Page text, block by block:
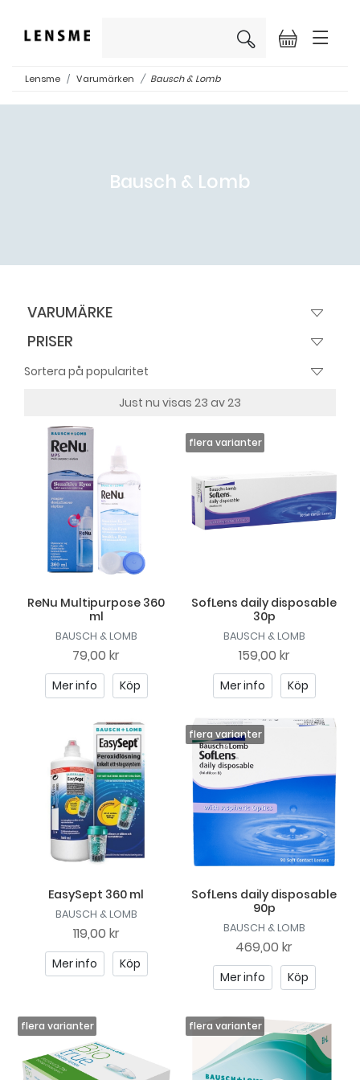
×
Lensme Varumärken Bausch & Lomb
Bausch & Lomb
VARUMÄRKE
PRISER
Just nu visas 23 av 23
ReNu Multipurpose 360
ml
BAUSCH & LOMB
79,00 kr
Mer info Köp
SofLens daily disposable
30p
BAUSCH & LOMB
159,00 kr
Mer info Köp
EasySept 360 ml
BAUSCH & LOMB
119,00 kr
Mer info Köp
SofLens daily disposable
90p
BAUSCH & LOMB
469,00 kr
Mer info Köp